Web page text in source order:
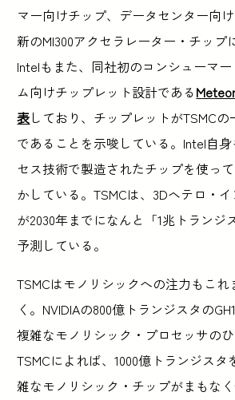
マー向けチップ、データセンター向
新のMI300アクセラレーター・チップ
Intelもまた、同社初のコンシューマ
ム向けチップレット設計である
表しており、チップレットがTSMC
であることを示唆している。Intel自身
セス技術で製造されたチップを使っ
かしている。TSMCは、3Dヘテロ・
が2030年までになんと「1兆トランジ
予測している。
TSMCはモノリシックへの注力もこれ
く。NVIDIAの800億トランジスタの
複雑なモノリシック・プロセッサのひ
TSMCによれば、1000億トランジス
雑なモノリシック・チップがまもなく